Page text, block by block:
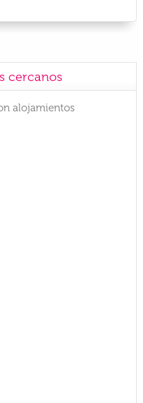
cercanos
alojamientos